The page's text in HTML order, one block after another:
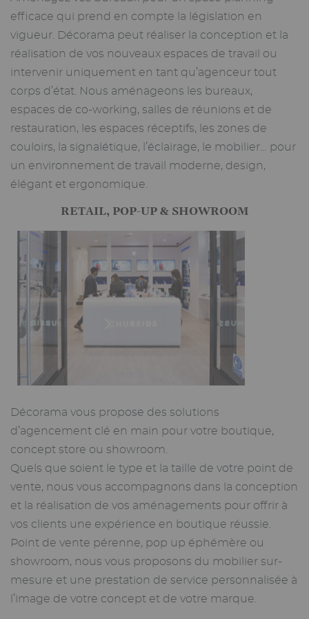
efficace qui prend en compte la législation en
vigueur. Décorama peut réaliser la conception et la
réalisation de vos nouveaux espaces de travail ou
intervenir uniquement en tant qu’agenceur tout
corps d’état. Nous aménageons les bureaux,
espaces de co-working, salles de réunions et de
restauration, les espaces réceptifs, les zones de
couloirs, la signalétique, l’éclairage, le mobilier… pour
un environnement de travail moderne, design,
élégant et ergonomique.
RETAIL, POP-UP & SHOWROOM
Décorama vous propose des solutions
d’agencement clé en main pour votre boutique,
concept store ou showroom.
Quels que soient le type et la taille de votre point de
vente, nous vous accompagnons dans la conception
et la réalisation de vos aménagements pour offrir à
vos clients une expérience en boutique réussie.
Point de vente pérenne, pop up éphémère ou
showroom, nous vous proposons du mobilier sur-
mesure et une prestation de service personnalisée à
l’image de votre concept et de votre marque.